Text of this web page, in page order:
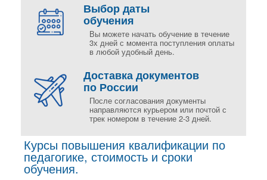
Выбор даты
обучения
Вы можете начать обучение в течение
3х дней с момента поступления оплаты
в любой удобный день.
Доставка документов
по России
После согласования документы
направляются курьером или почтой с
трек номером в течение 2-3 дней.
Курсы повышения квалификации по
педагогике, стоимость и сроки
обучения.